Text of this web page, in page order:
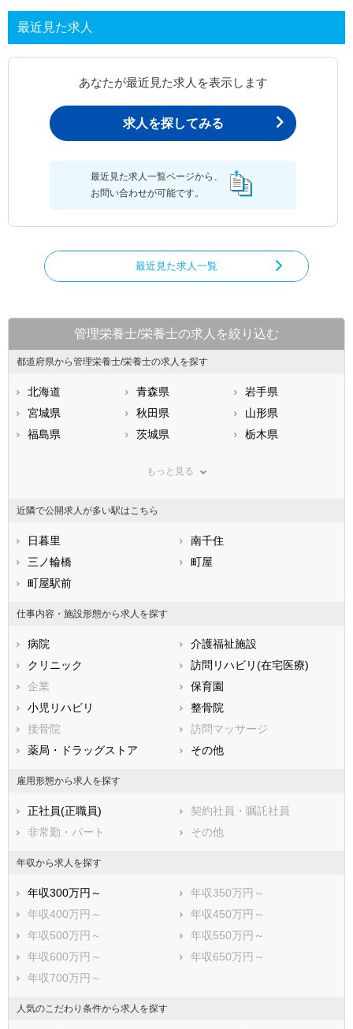
最近見た求人
あなたが最近見た求人を表示します
求人を探してみる
最近見た求人一覧ページから、
お問い合わせが可能です。
最近見た求人一覧
管理栄養士/栄養士の求人を絞り込む
都道府県から管理栄養士/栄養士の求人を探す
北海道 青森県
岩手県
宮城県
秋田県
山形県
福島県
茨城県
栃木県
神奈川県
石川県
福井県
静岡県
滋賀県
兵庫県
香川県
高知県
福岡県
長崎県
熊本県
鹿児島県
もっと見る
近隣で公開求人が多い駅はこちら
日暮里
南千住
三ノ輪橋
町屋
町屋駅前
仕事内容・施設形態から求人を探す
病院
介護福祉施設
クリニック
訪問リハビリ(在宅医療)
企業
保育園
小児リハビリ
整骨院
接骨院
訪問マッサージ
薬局・ドラッグストア
その他
雇用形態から求人を探す
正社員(正職員)
契約社員・嘱託社員
非常勤・パート
その他
年収から求人を探す
年収300万円～
年収350万円～
年収400万円～
年収450万円～
年収500万円～
年収550万円～
年収600万円～
年収650万円～
年収700万円～
人気のこだわり条件から求人を探す